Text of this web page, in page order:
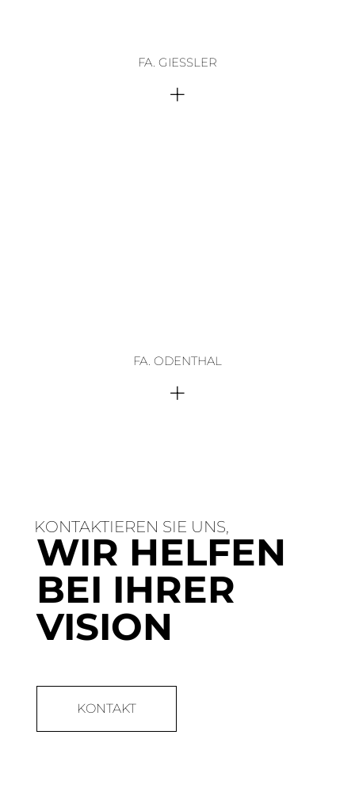
FA. GIESSLER
+
FA. ODENTHAL
+
KONTAKTIEREN SIE UNS,
WIR HELFEN
BEI IHRER
VISION
KONTAKT